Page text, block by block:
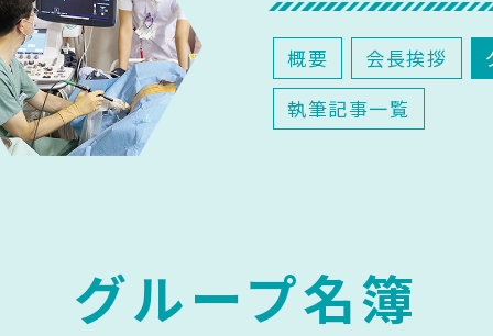
概要 会長挨拶
執筆記事一覧
グループ名簿